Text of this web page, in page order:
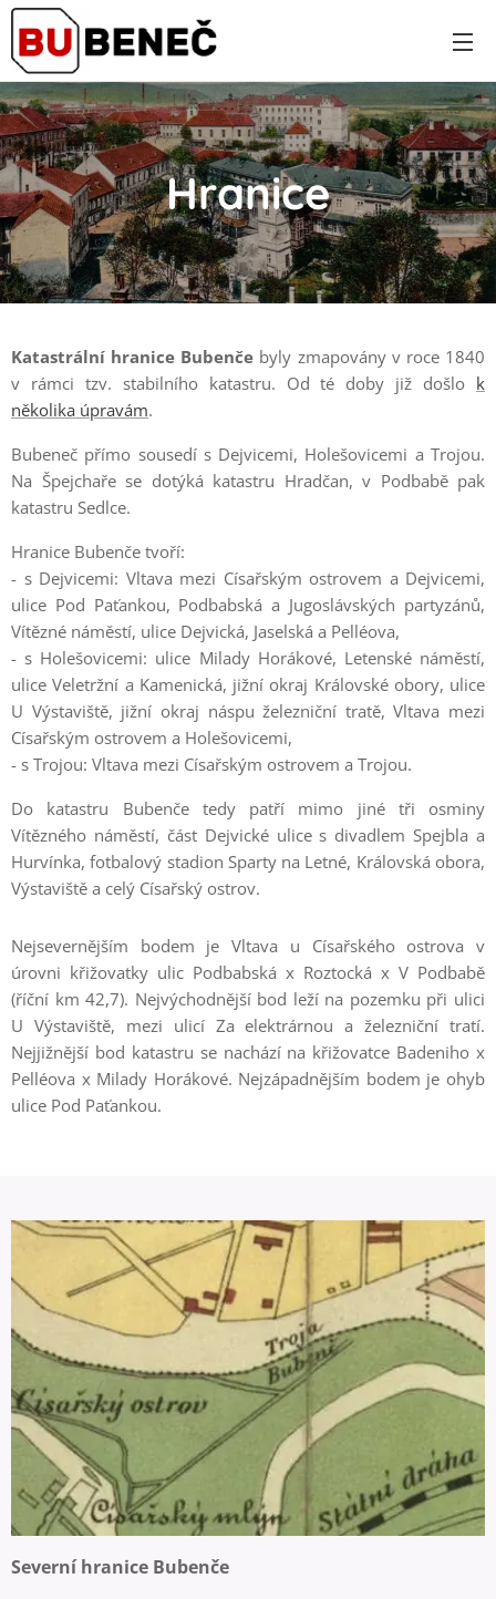
Hranice
Katastrální hranice Bubenče byly zmapovány v roce 1840
v rámci tzv. stabilního katastru. Od té doby již došlo k
několika úpravám.
Bubeneč přímo sousedí s Dejvicemi, Holešovicemi a Trojou.
Na Špejchaře se dotýká katastru Hradčan, v Podbabě pak
katastru Sedlce.
Hranice Bubenče tvoří:
- s Dejvicemi: Vltava mezi Císařským ostrovem a Dejvicemi,
ulice Pod Paťankou, Podbabská a Jugoslávských partyzánů,
Vítězné náměstí, ulice Dejvická, Jaselská a Pelléova,
- s Holešovicemi: ulice Milady Horákové, Letenské náměstí,
ulice Veletržní a Kamenická, jižní okraj Královské obory, ulice
U Výstaviště, jižní okraj náspu železniční tratě, Vltava mezi
Císařským ostrovem a Holešovicemi,
- s Trojou: Vltava mezi Císařským ostrovem a Trojou.
Do katastru Bubenče tedy patří mimo jiné tři osminy
Vítězného náměstí, část Dejvické ulice s divadlem Spejbla a
Hurvínka, fotbalový stadion Sparty na Letné, Královská obora,
Výstaviště a celý Císařský ostrov.
Nejsevernějším bodem je Vltava u Císařského ostrova v
úrovni křižovatky ulic Podbabská x Roztocká x V Podbabě
(říční km 42,7). Nejvýchodnější bod leží na pozemku při ulici
U Výstaviště, mezi ulicí Za elektrárnou a železniční tratí.
Nejjižnější bod katastru se nachází na křižovatce Badeniho x
Pelléova x Milady Horákové. Nejzápadnějším bodem je ohyb
ulice Pod Paťankou.
Severní hranice Bubenče